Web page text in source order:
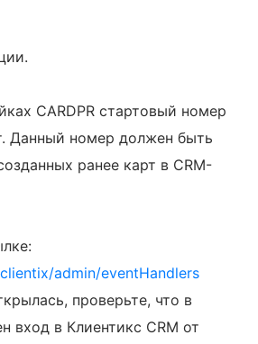
CARDPR стартовый номер
Данный номер должен быть
ранее карт в CRM-
admin/eventHandlers
проверьте, что в
вход в Клиентикс CRM от